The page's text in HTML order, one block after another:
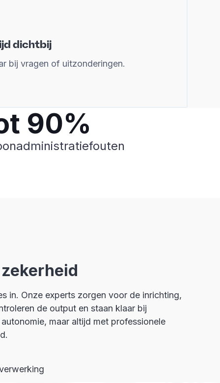
dichtbij
bij vragen of uitzonderingen.
90%
in. Onze experts zorgen voor de inrichting,
de output en staan klaar bij
maar altijd met professionele